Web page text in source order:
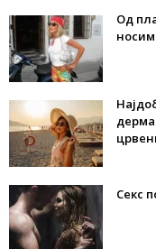
Од
Секс